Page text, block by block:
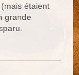
étaient
grande